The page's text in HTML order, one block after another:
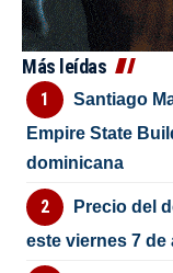
Más leídas
Santiago
Empire State
dominicana
Precio del
este viernes 7 de